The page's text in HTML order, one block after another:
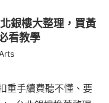
銀樓大整理，買黃
看教學
重手續費聽不懂、要